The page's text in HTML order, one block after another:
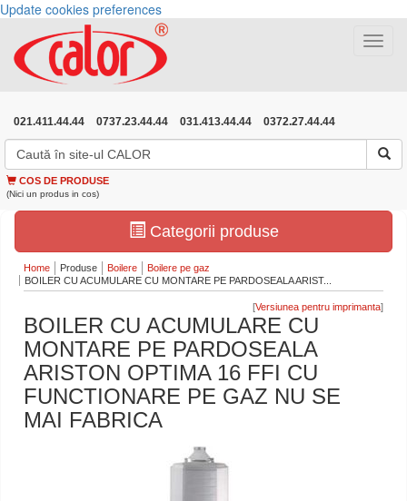
Update cookies preferences
Toggle
021.411.44.44 0737.23.44.44 031.413.44.44 0372.27.44.44
COS DE PRODUSE
(Nici un produs in cos)
Categorii produse
Home Produse Boilere
Boilere pe gaz
BOILER CU ACUMULARE CU MONTARE PE PARDOSEALA ARIST...
[ ]
BOILER CU ACUMULARE CU
MONTARE PE PARDOSEALA
ARISTON OPTIMA 16 FFI CU
FUNCTIONARE PE GAZ NU SE
MAI FABRICA